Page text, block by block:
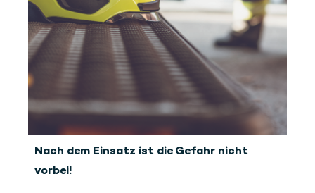
Nach dem Einsatz ist die Gefahr nicht
vorbei!